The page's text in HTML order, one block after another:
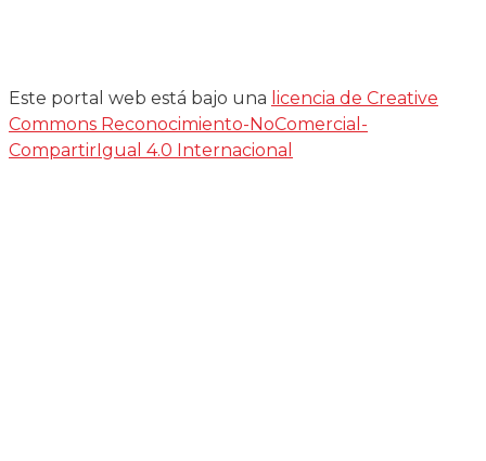
Este portal web está bajo una licencia de Creative
Commons Reconocimiento-NoComercial-
CompartirIgual 4.0 Internacional